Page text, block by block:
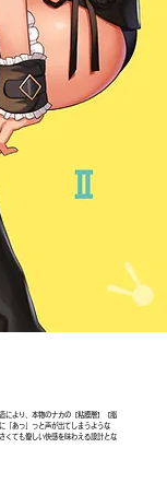
より、本物のナカの【粘膜層】【脂
「あっ」っと声が出てしまうような
くても優しい快感を味わえる設計とな